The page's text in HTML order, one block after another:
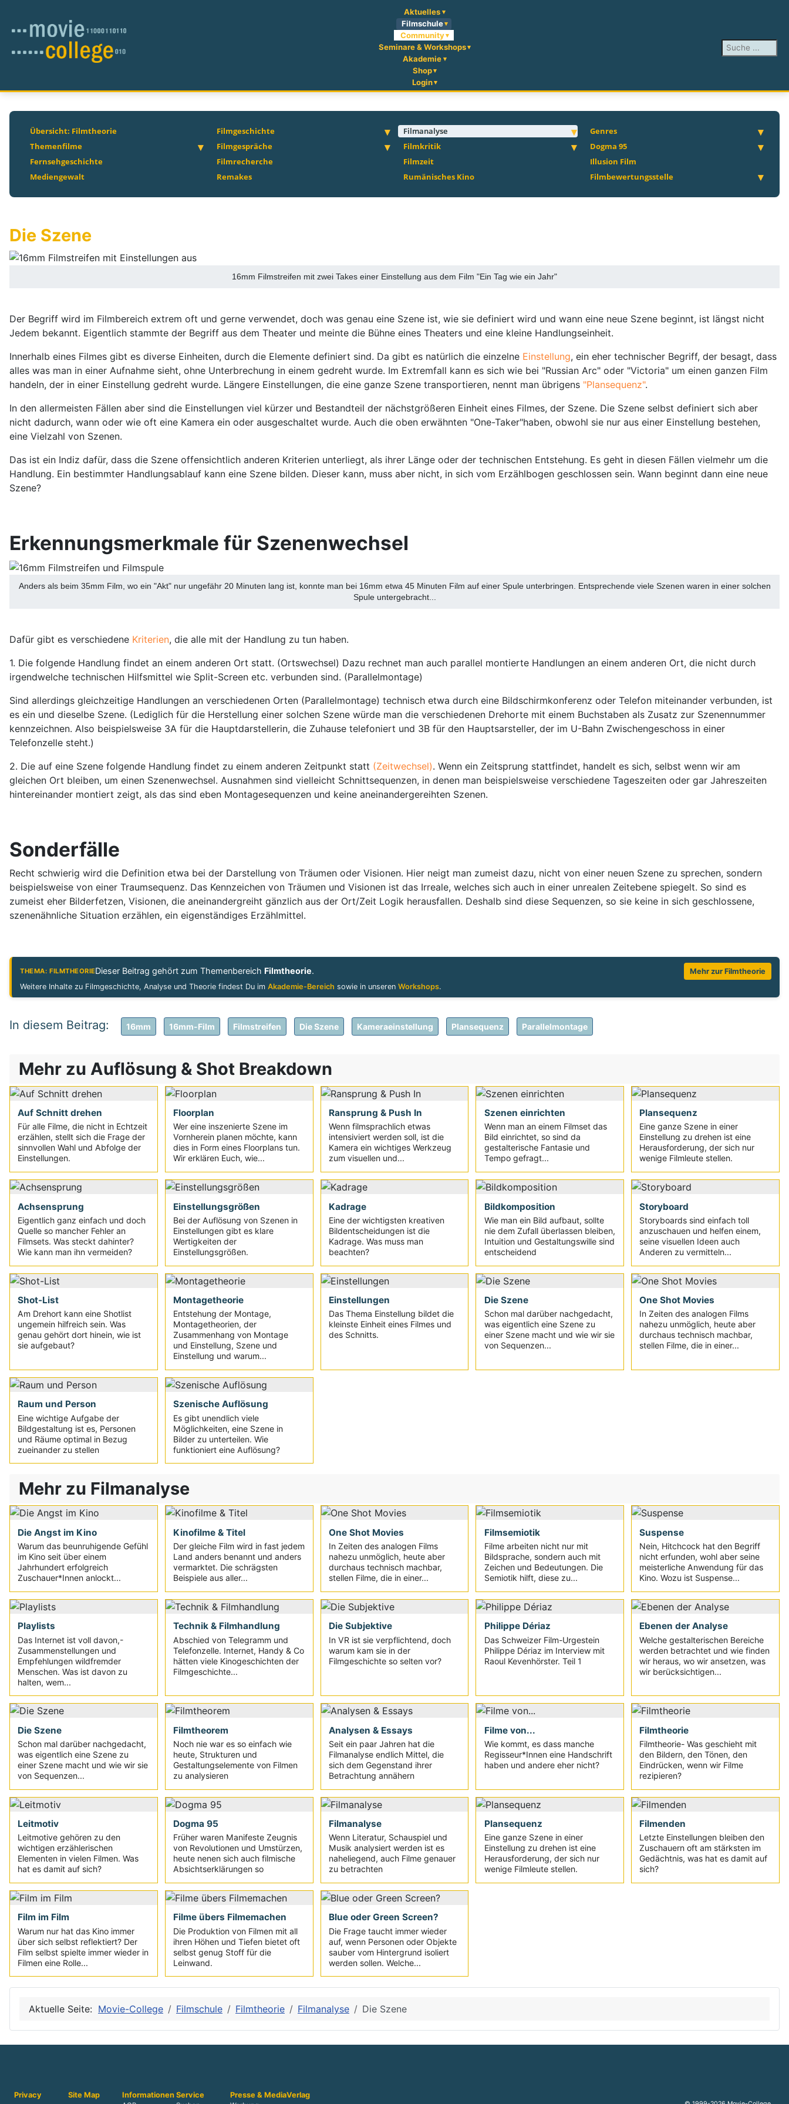
Aktuelles
Filmschule
Community
Seminare & Workshops
Akademie
Shop
Login
Suchen ...
Übersicht: Filmtheorie Filmgeschichte Filmanalyse
Genres
Themenfilme
Filmgespräche Filmkritik
Dogma 95
Fernsehgeschichte
Filmrecherche Filmzeit
Illusion Film
Mediengewalt
Remakes Rumänisches Kino Filmbewertungsstelle
Die Szene
16mm Filmstreifen mit zwei Takes einer Einstellung aus dem Film "Ein Tag wie ein Jahr"
Der Begriff wird im Filmbereich extrem oft und gerne verwendet, doch was genau eine Szene ist, wie sie definiert wird und wann eine neue Szene beginnt, ist längst nicht
Jedem bekannt. Eigentlich stammte der Begriff aus dem Theater und meinte die Bühne eines Theaters und eine kleine Handlungseinheit.
Innerhalb eines Filmes gibt es diverse Einheiten, durch die Elemente definiert sind. Da gibt es natürlich die einzelne Einstellung, ein eher technischer Begriff, der besagt, dass
alles was man in einer Aufnahme sieht, ohne Unterbrechung in einem gedreht wurde. Im Extremfall kann es sich wie bei "Russian Arc" oder "Victoria" um einen ganzen Film
handeln, der in einer Einstellung gedreht wurde. Längere Einstellungen, die eine ganze Szene transportieren, nennt man übrigens "Plansequenz".
In den allermeisten Fällen aber sind die Einstellungen viel kürzer und Bestandteil der nächstgrößeren Einheit eines Filmes, der Szene. Die Szene selbst definiert sich aber
nicht dadurch, wann oder wie oft eine Kamera ein oder ausgeschaltet wurde. Auch die oben erwähnten "One-Taker"haben, obwohl sie nur aus einer Einstellung bestehen,
eine Vielzahl von Szenen.
Das ist ein Indiz dafür, dass die Szene offensichtlich anderen Kriterien unterliegt, als ihrer Länge oder der technischen Entstehung. Es geht in diesen Fällen vielmehr um die
Handlung. Ein bestimmter Handlungsablauf kann eine Szene bilden. Dieser kann, muss aber nicht, in sich vom Erzählbogen geschlossen sein. Wann beginnt dann eine neue
Szene?
Erkennungsmerkmale für Szenenwechsel
Anders als beim 35mm Film, wo ein "Akt" nur ungefähr 20 Minuten lang ist, konnte man bei 16mm etwa 45 Minuten Film auf einer Spule unterbringen. Entsprechende viele Szenen waren in einer solchen
Spule untergebracht...
Dafür gibt es verschiedene Kriterien, die alle mit der Handlung zu tun haben.
1. Die folgende Handlung findet an einem anderen Ort statt. (Ortswechsel) Dazu rechnet man auch parallel montierte Handlungen an einem anderen Ort, die nicht durch
irgendwelche technischen Hilfsmittel wie Split-Screen etc. verbunden sind. (Parallelmontage)
Sind allerdings gleichzeitige Handlungen an verschiedenen Orten (Parallelmontage) technisch etwa durch eine Bildschirmkonferenz oder Telefon miteinander verbunden, ist
es ein und dieselbe Szene. (Lediglich für die Herstellung einer solchen Szene würde man die verschiedenen Drehorte mit einem Buchstaben als Zusatz zur Szenennummer
kennzeichnen. Also beispielsweise 3A für die Hauptdarstellerin, die Zuhause telefoniert und 3B für den Hauptsarsteller, der im U-Bahn Zwischengeschoss in einer
Telefonzelle steht.)
2. Die auf eine Szene folgende Handlung findet zu einem anderen Zeitpunkt statt (Zeitwechsel). Wenn ein Zeitsprung stattfindet, handelt es sich, selbst wenn wir am
gleichen Ort bleiben, um einen Szenenwechsel. Ausnahmen sind vielleicht Schnittsequenzen, in denen man beispielsweise verschiedene Tageszeiten oder gar Jahreszeiten
hintereinander montiert zeigt, als das sind eben Montagesequenzen und keine aneinandergereihten Szenen.
Sonderfälle
Recht schwierig wird die Definition etwa bei der Darstellung von Träumen oder Visionen. Hier neigt man zumeist dazu, nicht von einer neuen Szene zu sprechen, sondern
beispielsweise von einer Traumsequenz. Das Kennzeichen von Träumen und Visionen ist das Irreale, welches sich auch in einer unrealen Zeitebene spiegelt. So sind es
zumeist eher Bilderfetzen, Visionen, die aneinandergreiht gänzlich aus der Ort/Zeit Logik herausfallen. Deshalb sind diese Sequenzen, so sie keine in sich geschlossene,
szenenähnliche Situation erzählen, ein eigenständiges Erzählmittel.
THEMA: FILMTHEORIEDieser Beitrag gehört zum Themenbereich Filmtheorie.
Mehr zur Filmtheorie
Weitere Inhalte zu Filmgeschichte, Analyse und Theorie findest Du imAkademie-Bereich sowie in unserenWorkshops.
16mm 16mm-Film Filmstreifen Die Szene Kameraeinstellung Plansequenz Parallelmontage
Mehr zu Auflösung & Shot Breakdown
Auf Schnitt drehen
Für alle Filme, die nicht in Echtzeit
erzählen, stellt sich die Frage der
sinnvollen Wahl und Abfolge der
Einstellungen.
Floorplan
Wer eine inszenierte Szene im
Vornherein planen möchte, kann
dies in Form eines Floorplans tun.
Wir erklären Euch, wie...
Ransprung & Push In
Wenn filmsprachlich etwas
intensiviert werden soll, ist die
Kamera ein wichtiges Werkzeug
zum visuellen und...
Szenen einrichten
Wenn man an einem Filmset das
Bild einrichtet, so sind da
gestalterische Fantasie und
Tempo gefragt...
Plansequenz
Eine ganze Szene in einer
Einstellung zu drehen ist eine
Herausforderung, der sich nur
wenige Filmleute stellen.
Achsensprung
Eigentlich ganz einfach und doch
Quelle so mancher Fehler an
Filmsets. Was steckt dahinter?
Wie kann man ihn vermeiden?
Einstellungsgrößen
Bei der Auflösung von Szenen in
Einstellungen gibt es klare
Wertigkeiten der
Einstellungsgrößen.
Kadrage
Eine der wichtigsten kreativen
Bildentscheidungen ist die
Kadrage. Was muss man
beachten?
Bildkomposition
Wie man ein Bild aufbaut, sollte
nie dem Zufall überlassen bleiben,
Intuition und Gestaltungswille sind
entscheidend
Storyboard
Storyboards sind einfach toll
anzuschauen und helfen einem,
seine visuellen Ideen auch
Anderen zu vermitteln...
Shot-List
Am Drehort kann eine Shotlist
ungemein hilfreich sein. Was
genau gehört dort hinein, wie ist
sie aufgebaut?
Montagetheorie
Entstehung der Montage,
Montagetheorien, der
Zusammenhang von Montage
und Einstellung, Szene und
Einstellung und warum...
Einstellungen
Das Thema Einstellung bildet die
kleinste Einheit eines Filmes und
des Schnitts.
Die Szene
Schon mal darüber nachgedacht,
was eigentlich eine Szene zu
einer Szene macht und wie wir sie
von Sequenzen...
One Shot Movies
In Zeiten des analogen Films
nahezu unmöglich, heute aber
durchaus technisch machbar,
stellen Filme, die in einer...
Raum und Person
Eine wichtige Aufgabe der
Bildgestaltung ist es, Personen
und Räume optimal in Bezug
zueinander zu stellen
Szenische Auflösung
Es gibt unendlich viele
Möglichkeiten, eine Szene in
Bilder zu unterteilen. Wie
funktioniert eine Auflösung?
Mehr zu Filmanalyse
Die Angst im Kino
Warum das beunruhigende Gefühl
im Kino seit über einem
Jahrhundert erfolgreich
Zuschauer*Innen anlockt...
Kinofilme & Titel
Der gleiche Film wird in fast jedem
Land anders benannt und anders
vermarktet. Die schrägsten
Beispiele aus aller...
One Shot Movies
In Zeiten des analogen Films
nahezu unmöglich, heute aber
durchaus technisch machbar,
stellen Filme, die in einer...
Filmsemiotik
Filme arbeiten nicht nur mit
Bildsprache, sondern auch mit
Zeichen und Bedeutungen. Die
Semiotik hilft, diese zu...
Suspense
Nein, Hitchcock hat den Begriff
nicht erfunden, wohl aber seine
meisterliche Anwendung für das
Kino. Wozu ist Suspense...
Playlists
Das Internet ist voll davon,-
Zusammenstellungen und
Empfehlungen wildfremder
Menschen. Was ist davon zu
halten, wem...
Technik & Filmhandlung
Abschied von Telegramm und
Telefonzelle. Internet, Handy & Co
hätten viele Kinogeschichten der
Filmgeschichte...
Die Subjektive
In VR ist sie verpflichtend, doch
warum kam sie in der
Filmgeschichte so selten vor?
Philippe Dériaz
Das Schweizer Film-Urgestein
Philippe Dériaz im Interview mit
Raoul Kevenhörster. Teil 1
Ebenen der Analyse
Welche gestalterischen Bereiche
werden betrachtet und wie finden
wir heraus, wo wir ansetzen, was
wir berücksichtigen...
Die Szene
Schon mal darüber nachgedacht,
was eigentlich eine Szene zu
einer Szene macht und wie wir sie
von Sequenzen...
Filmtheorem
Noch nie war es so einfach wie
heute, Strukturen und
Gestaltungselemente von Filmen
zu analysieren
Analysen & Essays
Seit ein paar Jahren hat die
Filmanalyse endlich Mittel, die
sich dem Gegenstand ihrer
Betrachtung annähern
Filme von...
Wie kommt, es dass manche
Regisseur*Innen eine Handschrift
haben und andere eher nicht?
Filmtheorie
Filmtheorie- Was geschieht mit
den Bildern, den Tönen, den
Eindrücken, wenn wir Filme
rezipieren?
Leitmotiv
Leitmotive gehören zu den
wichtigen erzählerischen
Elementen in vielen Filmen. Was
hat es damit auf sich?
Dogma 95
Früher waren Manifeste Zeugnis
von Revolutionen und Umstürzen,
heute nenen sich auch filmische
Absichtserklärungen so
Filmanalyse
Wenn Literatur, Schauspiel und
Musik analysiert werden ist es
naheliegend, auch Filme genauer
zu betrachten
Plansequenz
Eine ganze Szene in einer
Einstellung zu drehen ist eine
Herausforderung, der sich nur
wenige Filmleute stellen.
Filmenden
Letzte Einstellungen bleiben den
Zuschauern oft am stärksten im
Gedächtnis, was hat es damit auf
sich?
Film im Film
Warum nur hat das Kino immer
über sich selbst reflektiert? Der
Film selbst spielte immer wieder in
Filmen eine Rolle...
Filme übers Filmemachen
Die Produktion von Filmen mit all
ihren Höhen und Tiefen bietet oft
selbst genug Stoff für die
Leinwand.
Blue oder Green Screen?
Die Frage taucht immer wieder
auf, wenn Personen oder Objekte
sauber vom Hintergrund isoliert
werden sollen. Welche...
Aktuelle Seite: Movie-College Filmschule Filmtheorie Filmanalyse Die Szene
Privacy Site Map Informationen Service Presse & MediaVerlag